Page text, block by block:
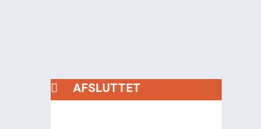
AFSLUTTET